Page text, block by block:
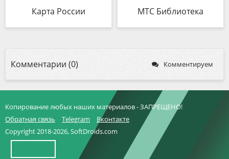
Карта России МТС Библиотека
Комментарии (0) Комментируем
Копирование любых наших материалов - ЗАПРЕЩЕНО!
Обратная связь
Telegram
Вконтакте
Copyright 2018-2026, SoftDroids.com